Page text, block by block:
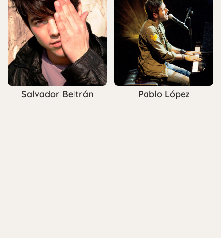
Salvador Beltrán Pablo López